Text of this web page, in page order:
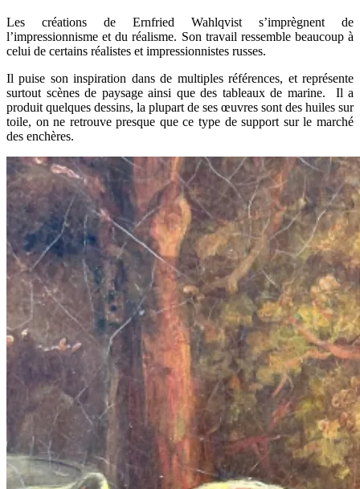
Les créations de Ernfried Wahlqvist s’imprègnent de
l’impressionnisme et du réalisme. Son travail ressemble beaucoup à
celui de certains réalistes et impressionnistes russes.
Il puise son inspiration dans de multiples références, et représente
surtout scènes de paysage ainsi que des tableaux de marine. Il a
produit quelques dessins, la plupart de ses œuvres sont des huiles sur
toile, on ne retrouve presque que ce type de support sur le marché
des enchères.